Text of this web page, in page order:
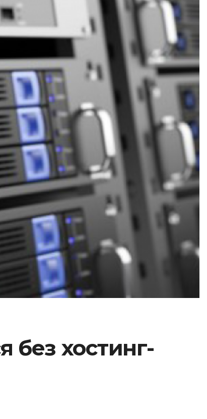
без хостинг-